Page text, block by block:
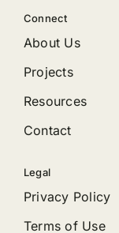
Connect
About Us
Projects
Resources
Contact
Legal
Privacy Policy
Terms of Use